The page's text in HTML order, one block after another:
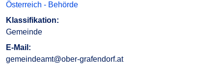
Österreich - Behörde
Klassifikation:
Gemeinde
E-Mail:
gemeindeamt@ober-grafendorf.at